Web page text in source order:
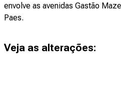
envolve as avenidas Gastão
Paes.
Veja as alterações: